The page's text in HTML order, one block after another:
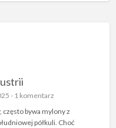
- 1 komentarz
bywa mylony z
półkuli. Choć